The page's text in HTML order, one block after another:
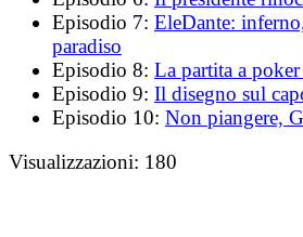
Episodio 7: EleDante:
paradiso
Episodio 8: La partita a
Episodio 9: Il disegno sul
Episodio 10: Non piangere,
Visualizzazioni: 180